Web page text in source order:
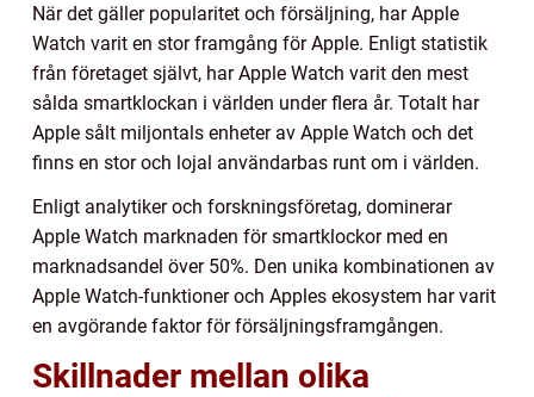
När det gäller popularitet och försäljning, har Apple
Watch varit en stor framgång för Apple. Enligt statistik
från företaget självt, har Apple Watch varit den mest
sålda smartklockan i världen under flera år. Totalt har
Apple sålt miljontals enheter av Apple Watch och det
finns en stor och lojal användarbas runt om i världen.
Enligt analytiker och forskningsföretag, dominerar
Apple Watch marknaden för smartklockor med en
marknadsandel över 50%. Den unika kombinationen av
Apple Watch-funktioner och Apples ekosystem har varit
en avgörande faktor för försäljningsframgången.
Skillnader mellan olika